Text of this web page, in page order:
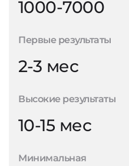
1000-7000
Первые результаты
2-3 мес
Высокие результаты
10-15 мес
Минимальная